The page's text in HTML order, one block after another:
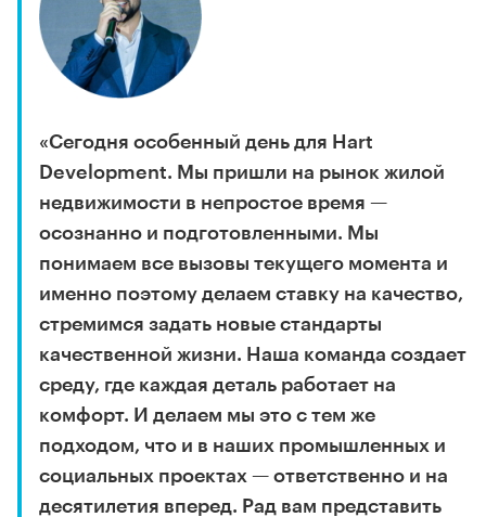
«Сегодня особенный день для Hart
Development. Мы пришли на рынок жилой
недвижимости в непростое время —
осознанно и подготовленными. Мы
понимаем все вызовы текущего момента и
именно поэтому делаем ставку на качество,
стремимся задать новые стандарты
качественной жизни. Наша команда создает
среду, где каждая деталь работает на
комфорт. И делаем мы это с тем же
подходом, что и в наших промышленных и
социальных проектах — ответственно и на
десятилетия вперед. Рад вам представить